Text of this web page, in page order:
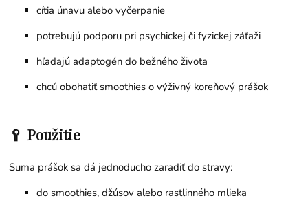
cítia únavu alebo vyčerpanie
potrebujú podporu pri psychickej či fyzickej záťaži
hľadajú adaptogén do bežného života
chcú obohatiť smoothies o výživný koreňový prášok
🥄 Použitie
Suma prášok sa dá jednoducho zaradiť do stravy:
do smoothies, džúsov alebo rastlinného mlieka